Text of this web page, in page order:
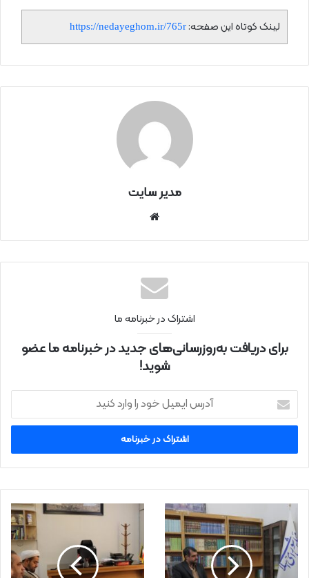
لینک کوتاه این صفحه: https://nedayeghom.ir/765r
مدیر سایت
نتی
اشتراک در خبرنامه ما
برای دریافت به‌روزرسانی‌های جدید در خبرنامه ما عضو
شوید!
ر
ا
ی
خ
و
د